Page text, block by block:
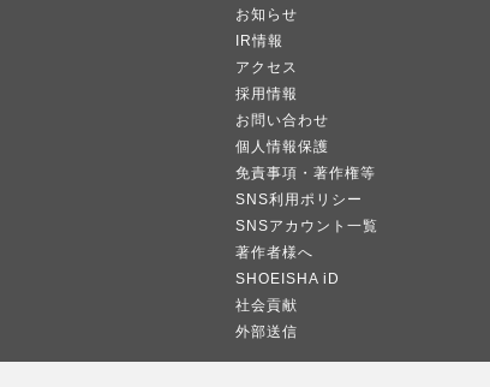
お知らせ
IR情報
アクセス
採用情報
お問い合わせ
個人情報保護
免責事項・著作権等
SNS利用ポリシー
SNSアカウント一覧
著作者様へ
SHOEISHA iD
社会貢献
外部送信